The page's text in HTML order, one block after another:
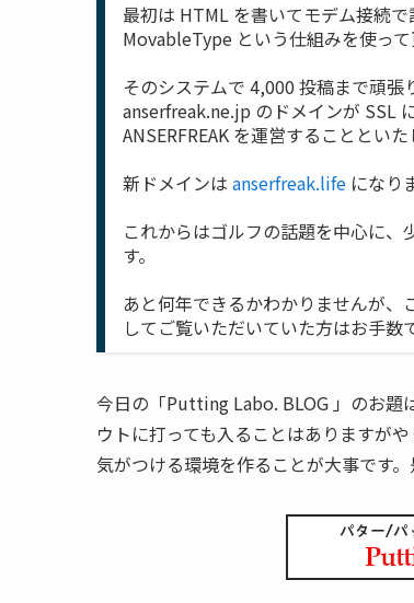
最初は HTML を書いてモデム接続で
MovableType という仕組みを使って
そのシステムで 4,000 投稿まで頑
anserfreak.ne.jp のドメインが SSL
ANSERFREAK を運営することといた
新ドメインは anserfreak.life になり
これからはゴルフの話題を中心に
す。
あと何年できるかわかりませんが
してご覧いただいていた方はお手数
今日の「Putting Labo. BLOG 」のお題
ウトに打っても入ることはありますが
気がつける環境を作ることが大事です。